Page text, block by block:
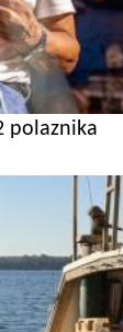
polaznika